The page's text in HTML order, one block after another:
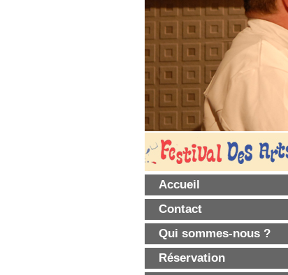
Accueil
Contact
Qui sommes-nous ?
Réservation